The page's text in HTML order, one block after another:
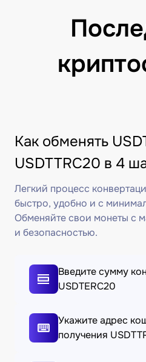
Как обменять
USDTTRC20 в 4
Легкий процесс
быстро, удобно и с
Обменяйте свои монеты с
и безопасностью.
Введите сумму
USDTERC20
Укажите адрес
получения